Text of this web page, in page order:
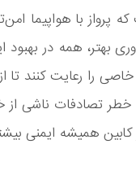
با هواپیما
بهتر، همه در بهبود
خاصی را رعایت کنند
تصادفات ناشی از
همیشه ایمنی